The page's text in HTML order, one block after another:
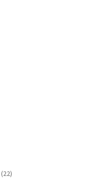
2222